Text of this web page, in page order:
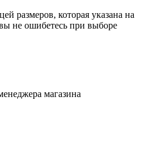
размеров, которая указана на
не ошибетесь при выборе
магазина